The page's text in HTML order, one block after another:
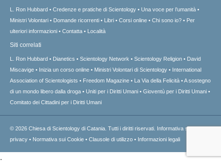
L. Ron Hubbard Credenze e pratiche di Scientology
Una voce per l’umanità
Ministri Volontari
Domande ricorrenti Libri Corsi online Chi sono io?
Per
ulteriori informazioni
Contatta Località
Siti correlati
L. Ron Hubbard Dianetics Scientology Network Scientology Religion
David
Miscavige
Inizia un corso online Ministri Volontari di Scientology
International
Association of Scientologists
Freedom Magazine La Via della Felicità
A sostegno
di un mondo libero dalla droga
Uniti per i Diritti Umani
Gioventù per i Diritti Umani
Comitato dei Cittadini per i Diritti Umani
© 2026 Chiesa di Scientology di Catania. Tutti i diritti riservati.
Informativa sulla
privacy • Normativa sui Cookie • Clausole di utilizzo • Informazioni legali
.